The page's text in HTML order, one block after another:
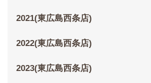
2021(東広島西条店)
2022(東広島西条店)
2023(東広島西条店)